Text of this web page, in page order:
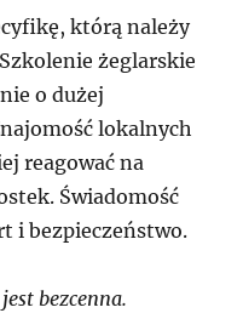
którą należy
żeglarskie
o dużej
lokalnych
reagować na
Świadomość
i bezpieczeństwo.
bezcenna.